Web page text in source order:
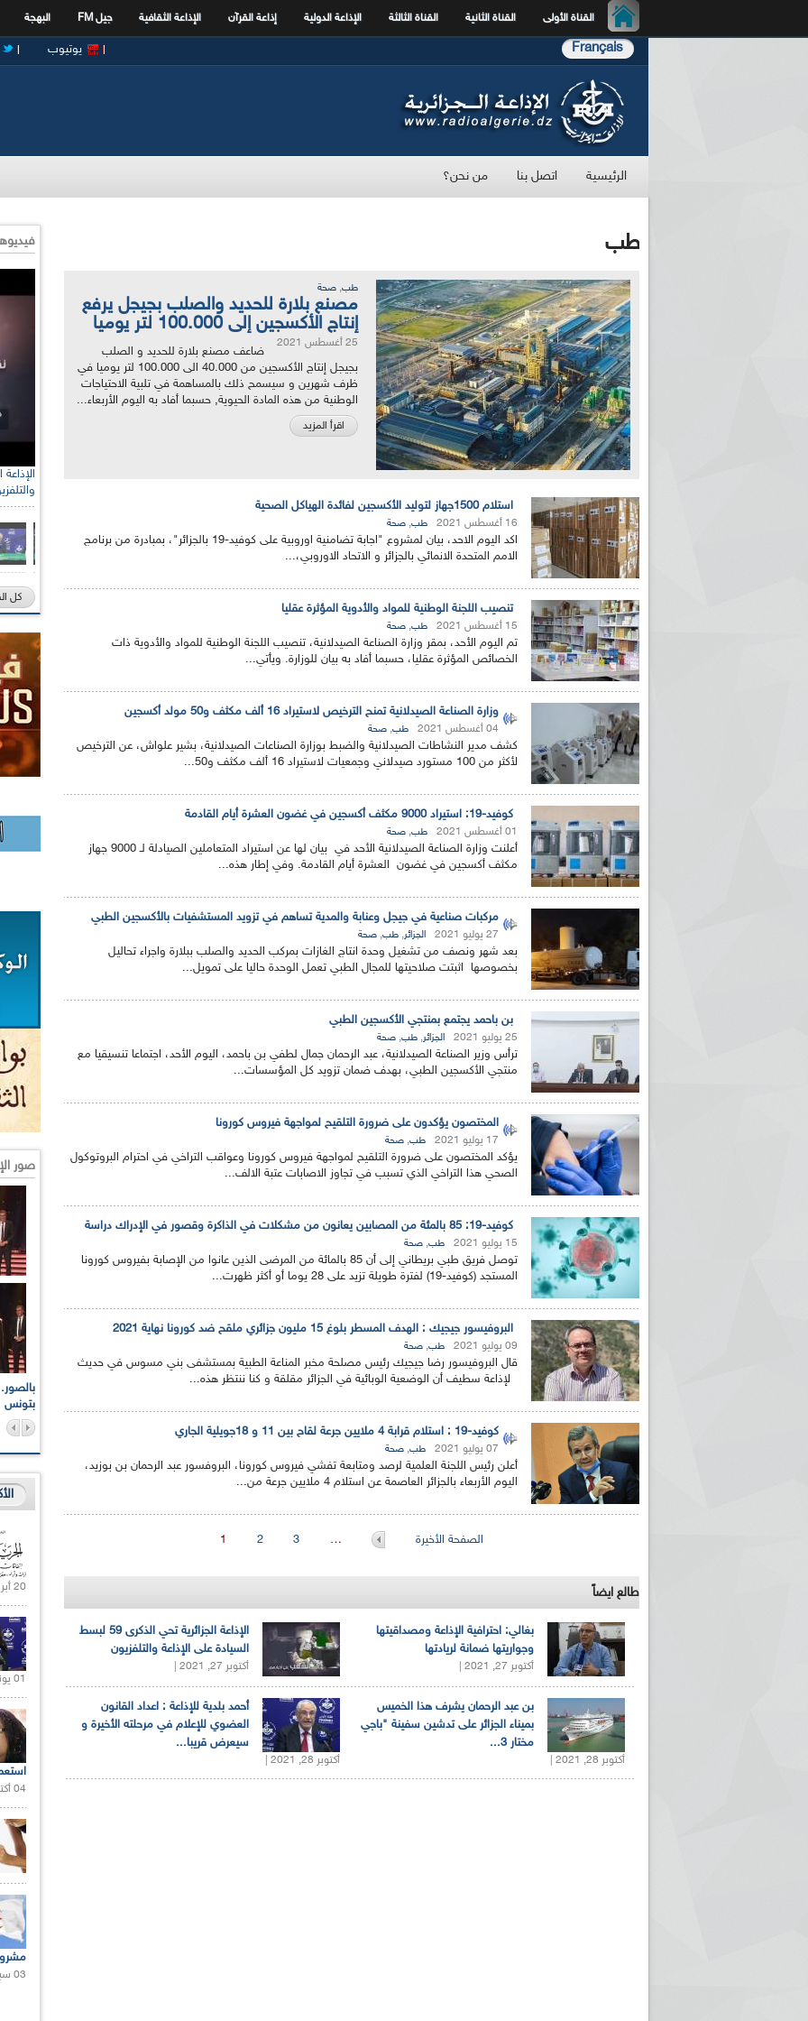
القناة الأولى القناة الثانية القناة الثالثة الإذاعة الدولية إذاعة القرآن الإذاعة الثقافية جيل FM البهجة
Français يوتيوب
الرئيسية اتصل بنا من نحن؟
طب
طب, صحة
مصنع بلارة للحديد والصلب بجيجل يرفع
إنتاج الأكسجين إلى 100.000 لتر يوميا
25 أغسطس 2021
ضاعف مصنع بلارة للحديد و الصلب
بجيجل إنتاج الأكسجين من 40.000 الى 100.000 لتر يوميا في
ظرف شهرين و سيسمح ذلك بالمساهمة في تلبية الاحتياجات
الوطنية من هذه المادة الحيوية, حسبما أفاد به اليوم الأربعاء...
اقرأ المزيد
استلام 1500جهاز لتوليد الأكسجين لفائدة الهياكل الصحية
16 أغسطس 2021 طب, صحة
اكد اليوم الاحد، بيان لمشروع "اجابة تضامنية اوروبية على كوفيد-19 بالجزائر"، بمبادرة من برنامج
الامم المتحدة الانمائي بالجزائر و الاتحاد الاوروبي،...
تنصيب اللجنة الوطنية للمواد والأدوية المؤثرة عقليا
15 أغسطس 2021 طب, صحة
تم اليوم الأحد، بمقر وزارة الصناعة الصيدلانية، تنصيب اللجنة الوطنية للمواد والأدوية ذات
الخصائص المؤثرة عقليا، حسبما أفاد به بيان للوزارة. ويأتي...
وزارة الصناعة الصيدلانية تمنح الترخيص لاستيراد 16 ألف مكثف و50 مولد أكسجين
04 أغسطس 2021 طب, صحة
كشف مدير النشاطات الصيدلانية والضبط بوزارة الصناعات الصيدلانية، بشير علواش، عن الترخيص
لأكثر من 100 مستورد صيدلاني وجمعيات لاستيراد 16 ألف مكثف و50...
كوفيد-19: استيراد 9000 مكثف أكسجين في غضون العشرة أيام القادمة
01 أغسطس 2021 طب, صحة
أعلنت وزارة الصناعة الصيدلانية الأحد في بيان لها عن استيراد المتعاملين الصيادلة لـ 9000 جهاز
مكثف أكسجين في غضون العشرة أيام القادمة. وفي إطار هذه...
مركبات صناعية في جيجل وعنابة والمدية تساهم في تزويد المستشفيات بالأكسجين الطبي
27 يوليو 2021 الجزائر, طب, صحة
بعد شهر ونصف من تشغيل وحدة انتاج الغازات بمركب الحديد والصلب ببلارة واجراء تحاليل
بخصوصها اثبتت صلاحيتها للمجال الطبي تعمل الوحدة حاليا على تمويل...
بن باحمد يجتمع بمنتجي الأكسجين الطبي
25 يوليو 2021 الجزائر, طب, صحة
ترأس وزير الصناعة الصيدلانية، عبد الرحمان جمال لطفي بن باحمد، اليوم الأحد، اجتماعا تنسيقيا مع
منتجي الأكسجين الطبي، بهدف ضمان تزويد كل المؤسسات...
المختصون يؤكدون على ضرورة التلقيح لمواجهة فيروس كورونا
17 يوليو 2021 طب, صحة
يؤكد المختصون على ضرورة التلقيح لمواجهة فيروس كورونا وعواقب التراخي في احترام البروتوكول
الصحي هذا التراخي الذي تسبب في تجاوز الاصابات عتبة الالف...
كوفيد-19: 85 بالمئة من المصابين يعانون من مشكلات في الذاكرة وقصور في الإدراك دراسة
15 يوليو 2021 طب, صحة
توصل فريق طبي بريطاني إلى أن 85 بالمائة من المرضى الذين عانوا من الإصابة بفيروس كورونا
المستجد (كوفيد-19) لفترة طويلة تزيد على 28 يوما أو أكثر ظهرت...
البروفيسور جيجيك : الهدف المسطر بلوغ 15 مليون جزائري ملقح ضد كورونا نهاية 2021
09 يوليو 2021 طب, صحة
قال البروفيسور رضا جيجيك رئيس مصلحة مخبر المناعة الطبية بمستشفى بني مسوس في حديث
لإذاعة سطيف أن الوضعية الوبائية في الجزائر مقلقة و كنا ننتظر هذه...
كوفيد-19 : استلام قرابة 4 ملايين جرعة لقاح بين 11 و 18جويلية الجاري
07 يوليو 2021 طب, صحة
أعلن رئيس اللجنة العلمية لرصد ومتابعة تفشي فيروس كورونا، البروفسور عبد الرحمان بن بوزيد،
اليوم الأربعاء بالجزائر العاصمة عن استلام 4 ملايين جرعة من...
1 2 3 … الصفحة الأخيرة
طالع ايضاً
الإذاعة الجزائرية تحي الذكرى 59 لبسط
السيادة على الإذاعة والتلفزيون
أكتوبر 27, 2021 |
بغالي: احترافية الإذاعة ومصداقيتها
وجواريتها ضمانة لريادتها
أكتوبر 27, 2021 |
أحمد بلدية للإذاعة : اعداد القانون
العضوي للإعلام في مرحلته الأخيرة و
سيعرض قريبا...
أكتوبر 28, 2021 |
بن عبد الرحمان يشرف هذا الخميس
بميناء الجزائر على تدشين سفينة "باجي
مختار 3...
أكتوبر 28, 2021 |
كل
صور
بتونس
الإذاعة الجزائرية تقف دقيقة صمت ترحما على أرواح شهداء
بالصور... اللقاء الوطني لمديري الإذاعات الوطنية والجهوية
حول مرافقة وتغطية الإنتخابات المحلية لـ27 نوفمبر 2021
الإذاعة الجزائرية للرياضيين البارالمبيين المتوجين
20 أبريل 2021 |
01 يونيو 2021 |
04 أكتوبر 2020 |
03 سبتمبر 2020 |